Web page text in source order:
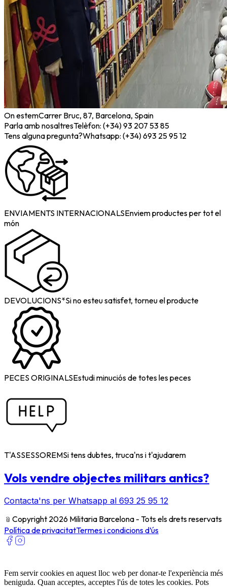
On estemCarrer Bruc, 87, Barcelona, Spain
Parla amb nosaltresTelèfon: (+34) 93 207 53 85
Tens alguna pregunta?Whatsapp: (+34) 693 25 95 12
ENVIAMENTS INTERNACIONALSEnviem productes per tot el
món
DEVOLUCIONS*Si no esteu satisfet, torneu el producte
PECES ORIGINALSEstudi minuciós de totes les peces
T'ASSESSOREMSi tens dubtes, truca'ns i t'ajudarem
Vols vendre objectes militars antics?
Contacta'ns per Whatsapp al 693 25 95 12
﹫ Copyright 2026 Militaria Barcelona - Tots els drets reservats
Política de privacitatTermes i condicions d’ús
Fem servir cookies en aquest lloc web per donar-te l'experiència més
beniguda. Quan acceptes, acceptes l'ús de totes les cookies. Pots